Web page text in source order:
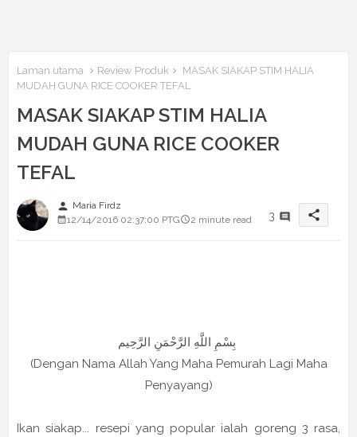
Laman utama Review Produk
MASAK SIAKAP STIM HALIA
MUDAH GUNA RICE COOKER TEFAL
MASAK SIAKAP STIM HALIA
MUDAH GUNA RICE COOKER
TEFAL
person Maria Firdz
12/14/2016 02:37:00 PTG
2 minute read 3 share
(Dengan Nama Allah Yang Maha Pemurah Lagi Maha
Penyayang)
Ikan siakap... resepi yang popular ialah goreng 3 rasa,